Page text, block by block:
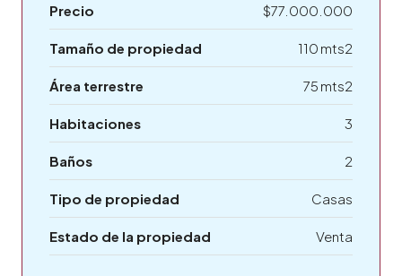
Precio $77.000.000
Tamaño de propiedad 110 mts2
Área terrestre 75 mts2
Habitaciones 3
Baños 2
Tipo de propiedad Casas
Estado de la propiedad Venta